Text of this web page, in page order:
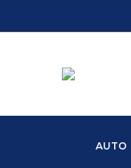
AUTO